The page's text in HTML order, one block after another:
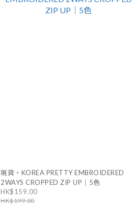
現貨・KOREA PRETTY EMBROIDERED
2WAYS CROPPED ZIP UP｜5色
HK$159.00
HK$199.00